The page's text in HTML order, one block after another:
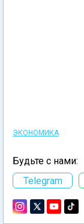
ЭКОНОМИКА
Будьте с нами:
Telegram